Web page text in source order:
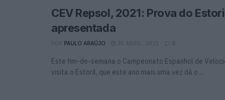
CEV Repsol, 2021: Prova do
apresentada
PAULO ARAÚJO 20 ABRIL, 2021 0
Este fim-de-semana o Campeonato Espanhol de
visita o Estoril, que este ano mais uma vez dá o ...